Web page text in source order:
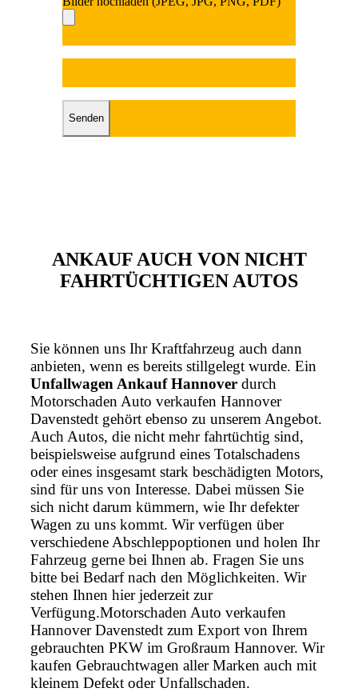
Bitte lasse dieses Feld leer.
ANKAUF AUCH VON NICHT
FAHRTÜCHTIGEN AUTOS
Sie können uns Ihr Kraftfahrzeug auch dann
anbieten, wenn es bereits stillgelegt wurde. Ein
Unfallwagen Ankauf Hannover durch
Motorschaden Auto verkaufen Hannover
Davenstedt gehört ebenso zu unserem Angebot.
Auch Autos, die nicht mehr fahrtüchtig sind,
beispielsweise aufgrund eines Totalschadens
oder eines insgesamt stark beschädigten Motors,
sind für uns von Interesse. Dabei müssen Sie
sich nicht darum kümmern, wie Ihr defekter
Wagen zu uns kommt. Wir verfügen über
verschiedene Abschleppoptionen und holen Ihr
Fahrzeug gerne bei Ihnen ab. Fragen Sie uns
bitte bei Bedarf nach den Möglichkeiten. Wir
stehen Ihnen hier jederzeit zur
Verfügung.Motorschaden Auto verkaufen
Hannover Davenstedt zum Export von Ihrem
gebrauchten PKW im Großraum Hannover. Wir
kaufen Gebrauchtwagen aller Marken auch mit
kleinem Defekt oder Unfallschaden.